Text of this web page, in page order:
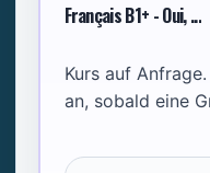
Français B1+ - Oui, ...
Kurs auf
an, sobald eine